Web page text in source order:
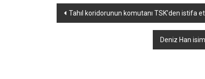
Yazı
Tahıl koridorunun komutanı TSK’den istifa
Deniz Han